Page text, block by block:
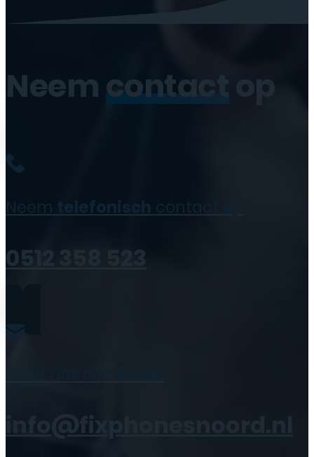
Neemcontact
Neem telefonisch contact op
0512 358 523
info@fixphonesnoord.nl